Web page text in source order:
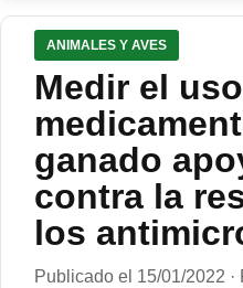
ANIMALES Y AVES
Medir el
ganado
contra la
los
Publicado el 15/01/2022 ·